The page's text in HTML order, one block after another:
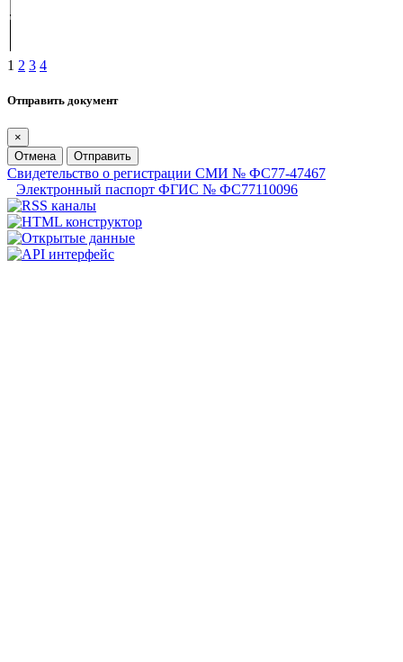
1 2 3 4
Отправить документ
×
Отмена
Отправить
Свидетельство о регистрации СМИ № ФС77-47467
Электронный паспорт ФГИС № ФС77110096